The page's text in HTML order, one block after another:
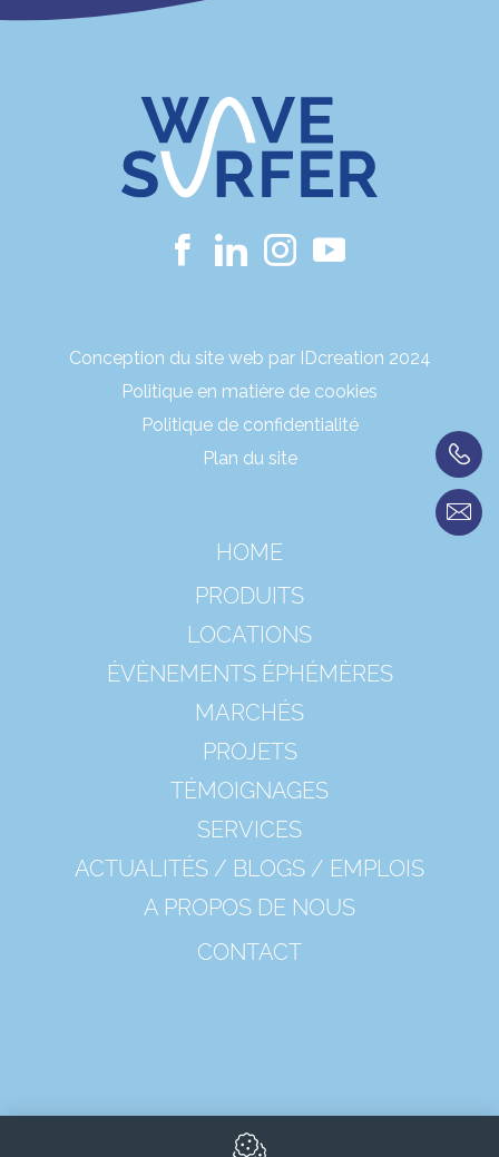
Conception du site web par IDcreation 2024
Politique en matière de cookies
Politique de confidentialité
Plan du site
HOME
PRODUITS
LOCATIONS
ÉVÈNEMENTS ÉPHÉMÈRES
MARCHÉS
PROJETS
TÉMOIGNAGES
SERVICES
ACTUALITÉS / BLOGS / EMPLOIS
A PROPOS DE NOUS
CONTACT